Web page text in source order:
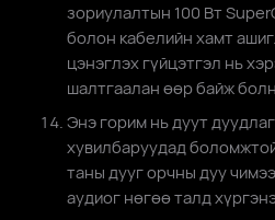
зориулалтын 100 Вт
болон кабелийн хамт
цэнэглэх гүйцэтгэл нь
шалтгаалан өөр байж
Энэ горим нь дуут
хувилбаруудад
таны дууг орчны дуу
аудиог нөгөө талд